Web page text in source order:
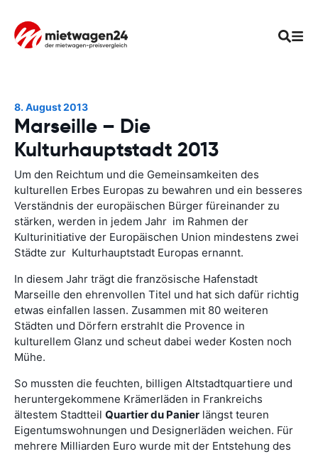
8. August 2013
Marseille – Die
Kulturhauptstadt 2013
Um den Reichtum und die Gemeinsamkeiten des
kulturellen Erbes Europas zu bewahren und ein besseres
Verständnis der europäischen Bürger füreinander zu
stärken, werden in jedem Jahr im Rahmen der
Kulturinitiative der Europäischen Union mindestens zwei
Städte zur Kulturhauptstadt Europas ernannt.
In diesem Jahr trägt die französische Hafenstadt
Marseille den ehrenvollen Titel und hat sich dafür richtig
etwas einfallen lassen. Zusammen mit 80 weiteren
Städten und Dörfern erstrahlt die Provence in
kulturellem Glanz und scheut dabei weder Kosten noch
Mühe.
So mussten die feuchten, billigen Altstadtquartiere und
heruntergekommene Krämerläden in Frankreichs
ältestem Stadtteil Quartier du Panier längst teuren
Eigentumswohnungen und Designerläden weichen. Für
mehrere Milliarden Euro wurde mit der Entstehung des